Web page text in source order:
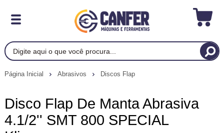
Página Inicial Abrasivos Discos Flap
Disco Flap De Manta Abrasiva
4.1/2'' SMT 800 SPECIAL